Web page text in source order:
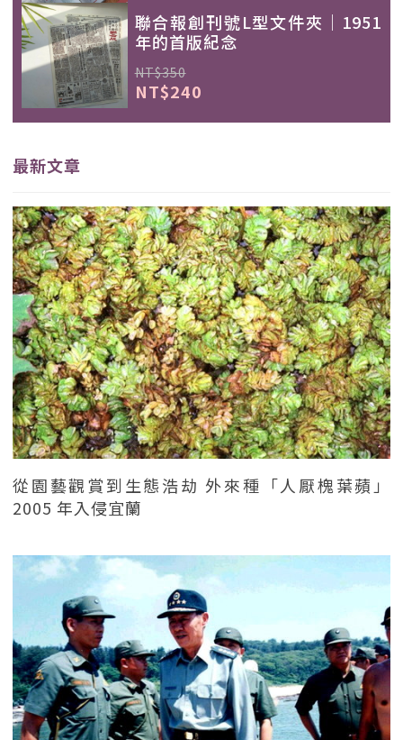
聯合報創刊號L型文件夾｜1951
年的首版紀念
NT$350
NT$240
最新文章
從園藝觀賞到生態浩劫 外來種「人厭槐葉蘋」
2005 年入侵宜蘭